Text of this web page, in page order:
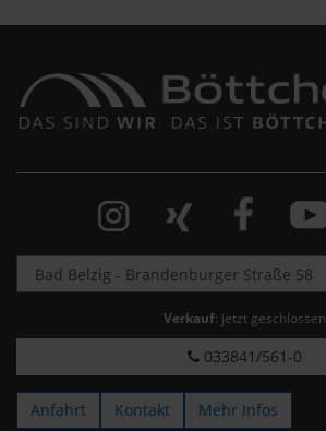
Verkauf: jetzt geschlossen
033841/561-0
Anfahrt Kontakt Mehr Infos